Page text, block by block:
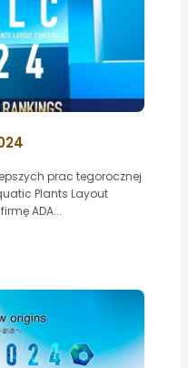
prac tegorocznej
Plants Layout
ADA...